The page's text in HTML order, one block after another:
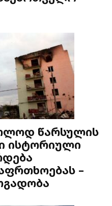
წარსულის
ისტორიული
–